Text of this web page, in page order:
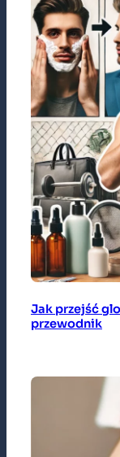
Jak przejść
przewodnik